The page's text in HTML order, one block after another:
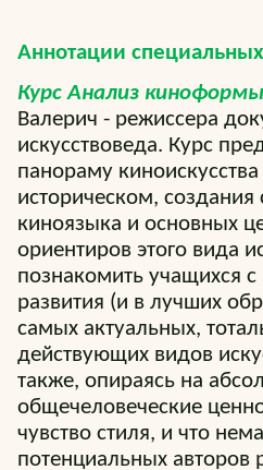
Аннотации
Курс Анализ
Валерич - режиссера
искусствоведа. Курс
панораму киноискусства
историческом, создания
киноязыка и основных
ориентиров этого вида
познакомить учащихся
развития (и в лучших
самых актуальных,
действующих видов
также, опираясь на
общечеловеческие
чувство стиля, и что
потенциальных авторов